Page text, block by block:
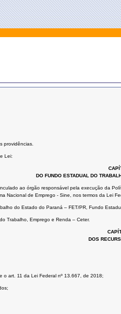
providências.
Lei:
DO FUNDO ESTADUAL DO
ao órgão responsável pela execução da
Nacional de Emprego - Sine, nos termos da Lei
do Estado do Paraná – FET/PR, Fundo
Trabalho, Emprego e Renda – Ceter.
DOS
o art. 11 da Lei Federal nº 13.667, de 2018;